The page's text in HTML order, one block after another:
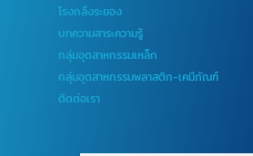
โรงกลึงระยอง
บทความสาระความรู้
กลุ่มอุตสาหกรรมเหล็ก
กลุ่มอุตสาหกรรมพลาสติก-เคมีภัณฑ์
ติดต่อเรา